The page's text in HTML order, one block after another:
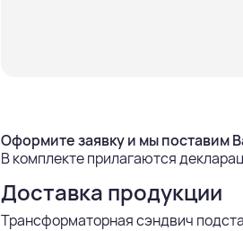
Оформите заявку и мы поставим
В комплекте прилагаются
Доставка продукции
Трансформаторная сэндвич